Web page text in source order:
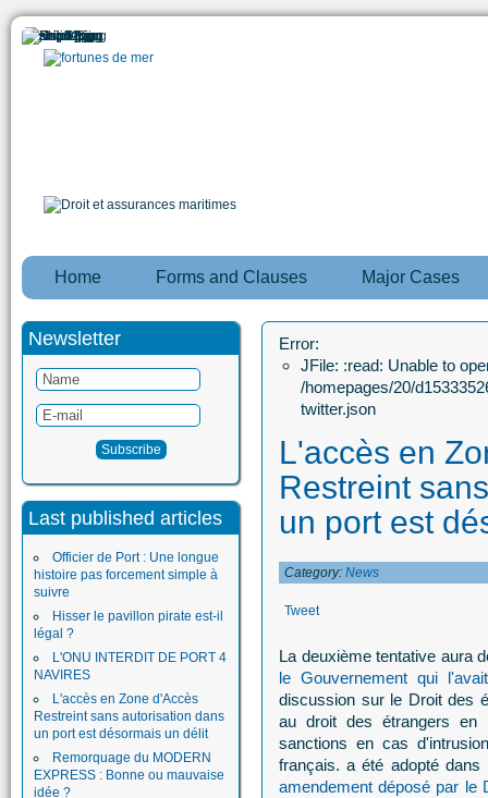
Home Forms and Clauses Major Cases
Newsletter
Last published articles
Officier de Port : Une longue
histoire pas forcement simple à
suivre
Hisser le pavillon pirate est-il
légal ?
L'ONU INTERDIT DE PORT 4
NAVIRES
L'accès en Zone d'Accès
Restreint sans autorisation dans
un port est désormais un délit
Remorquage du MODERN
EXPRESS : Bonne ou mauvaise
idée ?
Error:
JFile: :read: Unable to
/homepages/20/
twitter.json
L'accès en
Restreint
un port est
Category: News
Tweet
La deuxième tentative aura
le Gouvernement qui
discussion sur le Droit des
au droit des étrangers en
sanctions en cas
français. a été adopté
amendement déposé par le